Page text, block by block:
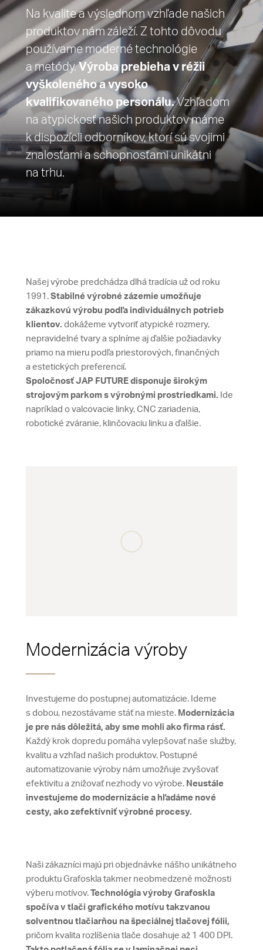
Na kvalite a výslednom vzhľade našich
produktov nám záleží. Z tohto dôvodu
používame moderné technológie
a metódy.Výroba prebieha v réžii
vyškoleného a vysoko
kvalifikovaného personálu.Vzhľadom
na atypickosť našich produktov máme
k dispozícii odborníkov, ktorí sú svojimi
znalosťami a schopnosťami unikátni
na trhu.
Našej výrobe predchádza dlhá tradícia už od roku
1991. Stabilné výrobné zázemie umožňuje
zákazkovú výrobu podľa individuálnych potrieb
klientov. dokážeme vytvoriť atypické rozmery,
nepravidelné tvary a splníme aj ďalšie požiadavky
priamo na mieru podľa priestorových, finančných
a estetických preferencií.
Spoločnosť JAP FUTURE disponuje širokým
strojovým parkom s výrobnými prostriedkami. Ide
napríklad o valcovacie linky, CNC zariadenia,
robotické zváranie, klinčovaciu linku a ďalšie.
Modernizácia výroby
Investujeme do postupnej automatizácie. Ideme
s dobou, nezostávame stáť na mieste. Modernizácia
je pre nás dôležitá, aby sme mohli ako firma rásť.
Každý krok dopredu pomáha vylepšovať naše služby,
kvalitu a vzhľad našich produktov. Postupné
automatizovanie výroby nám umožňuje zvyšovať
efektivitu a znižovať nezhody vo výrobe. Neustále
investujeme do modernizácie a hľadáme nové
cesty, ako zefektívniť výrobné procesy.
Naši zákazníci majú pri objednávke nášho unikátneho
produktu Grafoskla takmer neobmedzené možnosti
výberu motívov. Technológia výroby Grafoskla
spočíva v tlači grafického motívu takzvanou
solventnou tlačiarňou na špeciálnej tlačovej fólii,
pričom kvalita rozlíšenia tlače dosahuje až 1 400 DPI.